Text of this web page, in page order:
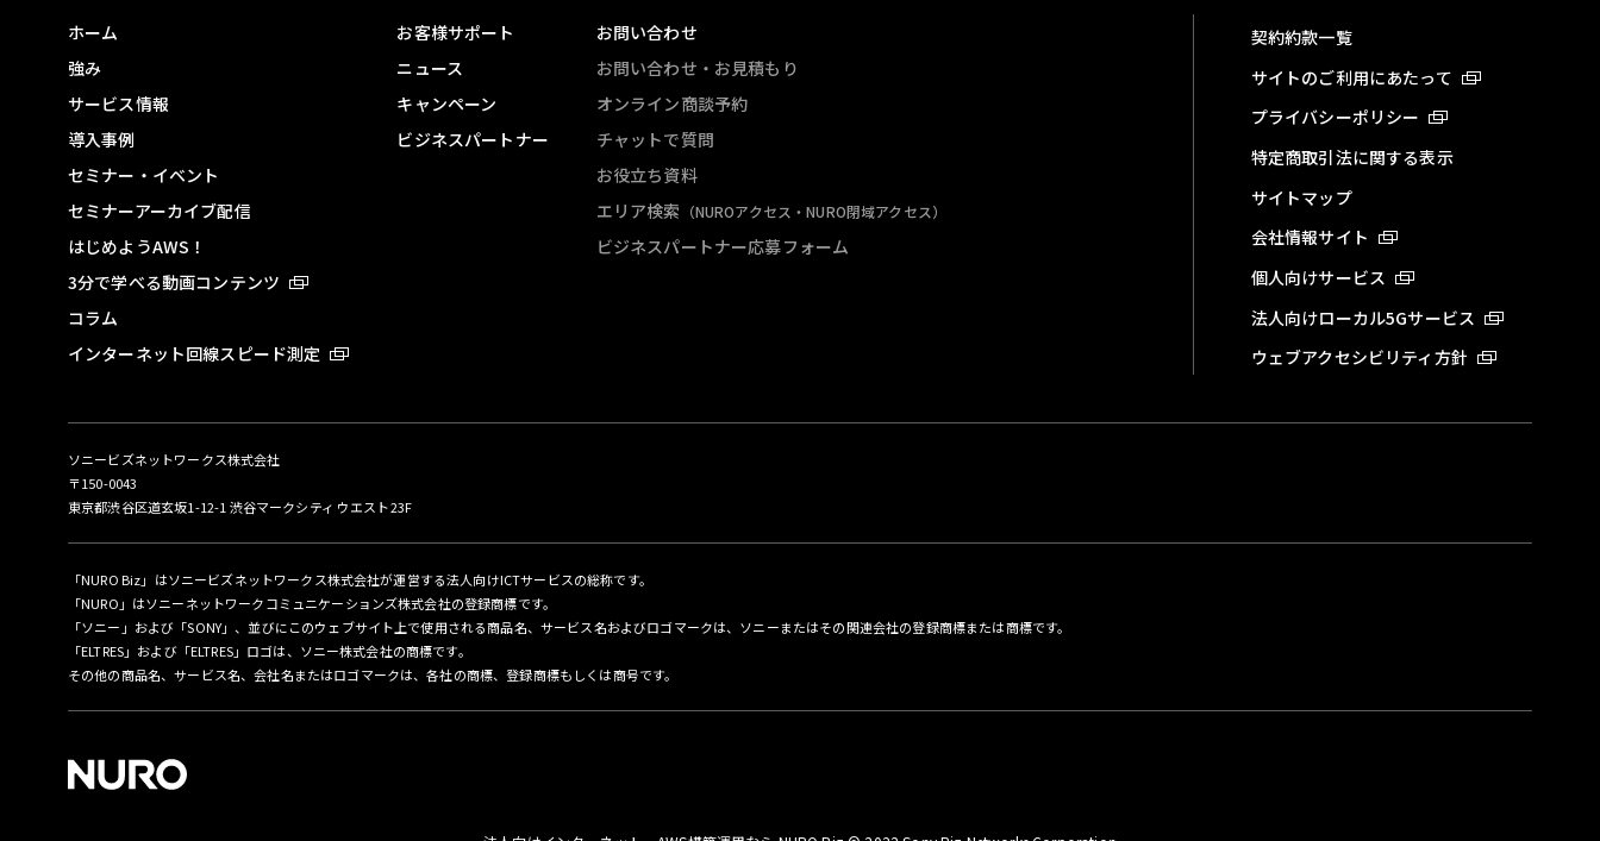
ホーム
強み
サービス情報
導入事例
セミナー・イベント
セミナーアーカイブ配信
はじめようAWS！
3分で学べる動画コンテンツ
コラム
インターネット回線スピード測定
お客様サポート
ニュース
キャンペーン
ビジネスパートナー
お問い合わせ
お問い合わせ・お見積もり
オンライン商談予約
チャットで質問
お役立ち資料
エリア検索 （NUROアクセス・NURO閉域アクセス）
ビジネスパートナー応募フォーム
契約約款一覧
サイトのご利用にあたって
プライバシーポリシー
特定商取引法に関する表示
サイトマップ
会社情報サイト
個人向けサービス
法人向けローカル5Gサービス
ウェブアクセシビリティ方針
ソニービズネットワークス株式会社
〒150-0043
東京都渋谷区道玄坂1-12-1 渋谷マークシティ ウエスト23F
「NURO Biz」はソニービズネットワークス株式会社が運営する法人向けICTサービスの総称です。
「NURO」はソニーネットワークコミュニケーションズ株式会社の登録商標です。
「ソニー」および「SONY」、並びにこのウェブサイト上で使用される商品名、サービス名およびロゴマークは、ソニーまたはその関連会社の登録商標または商標です。
「ELTRES」および「ELTRES」ロゴは、ソニー株式会社の商標です。
その他の商品名、サービス名、会社名またはロゴマークは、各社の商標、登録商標もしくは商号です。